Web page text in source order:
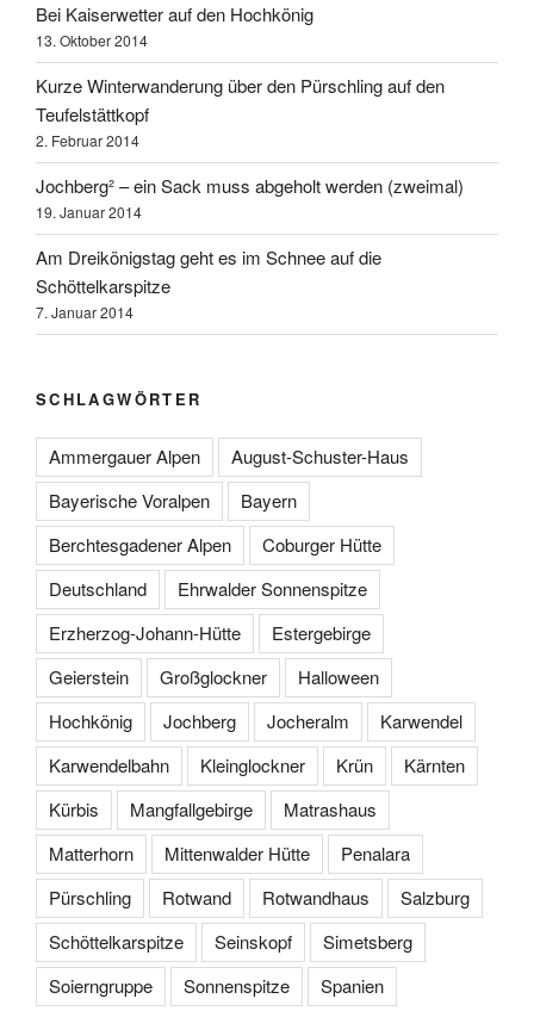
Bei Kaiserwetter auf den Hochkönig
13. Oktober 2014
Kurze Winterwanderung über den Pürschling auf den
Teufelstättkopf
2. Februar 2014
Jochberg² – ein Sack muss abgeholt werden (zweimal)
19. Januar 2014
Am Dreikönigstag geht es im Schnee auf die
Schöttelkarspitze
7. Januar 2014
SCHLAGWÖRTER
Ammergauer Alpen
August-Schuster-Haus
Bayerische Voralpen
Bayern
Berchtesgadener Alpen
Coburger Hütte
Deutschland
Ehrwalder Sonnenspitze
Erzherzog-Johann-Hütte
Estergebirge
Geierstein
Großglockner
Halloween
Hochkönig
Jochberg Jocheralm
Karwendel
Karwendelbahn
Kleinglockner Krün
Kärnten
Kürbis
Mangfallgebirge
Matrashaus
Matterhorn
Mittenwalder Hütte
Penalara
Pürschling
Rotwand Rotwandhaus
Salzburg
Schöttelkarspitze
Seinskopf
Simetsberg
Soierngruppe
Sonnenspitze Spanien